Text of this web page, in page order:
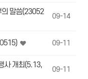
의 말씀(23052
09-14
09-11
사 개최(5.13,
09-11